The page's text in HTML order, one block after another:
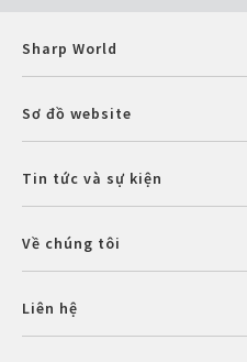
Sharp World
Sơ đồ website
Tin tức và sự kiện
Về chúng tôi
Liên hệ